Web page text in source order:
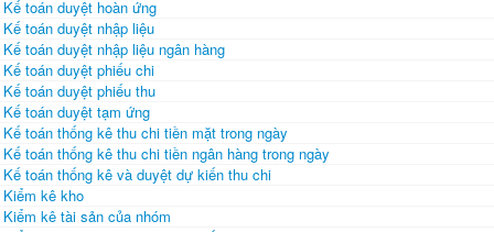
Kế toán duyệt hoàn ứng
Kế toán duyệt nhập liệu
Kế toán duyệt nhập liệu ngân hàng
Kế toán duyệt phiếu chi
Kế toán duyệt phiếu thu
Kế toán duyệt tạm ứng
Kế toán thống kê thu chi tiền mặt trong ngày
Kế toán thống kê thu chi tiền ngân hàng trong ngày
Kế toán thống kê và duyệt dự kiến thu chi
Kiểm kê kho
Kiểm kê tài sản của nhóm